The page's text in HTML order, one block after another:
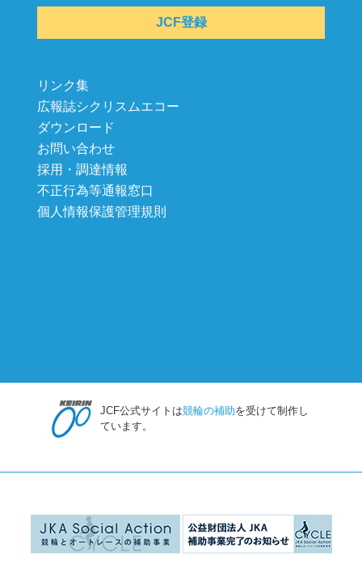
JCF登録
リンク集
広報誌シクリスムエコー
ダウンロード
お問い合わせ
採用・調達情報
不正行為等通報窓口
個人情報保護管理規則
JCF公式サイトは競輪の補助を受けて制作し
ています。